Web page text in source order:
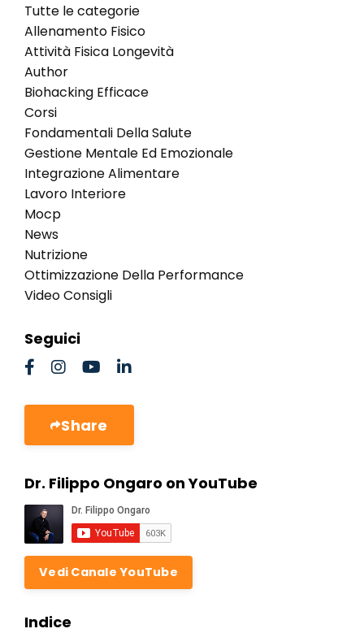
Tutte le categorie
Allenamento Fisico
Attività Fisica Longevità
Author
Biohacking Efficace
Corsi
Fondamentali Della Salute
Gestione Mentale Ed Emozionale
Integrazione Alimentare
Lavoro Interiore
Mocp
News
Nutrizione
Ottimizzazione Della Performance
Video Consigli
Seguici
Share
Dr. Filippo Ongaro on YouTube
Vedi Canale YouTube
Indice